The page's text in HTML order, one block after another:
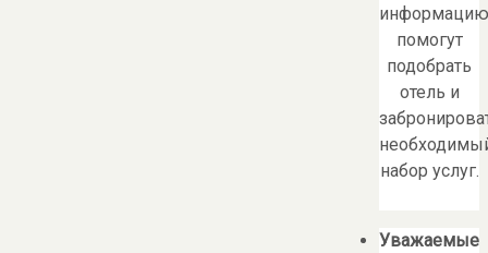
помогут
подобрать
отель и
набор услуг.
Уважаемые